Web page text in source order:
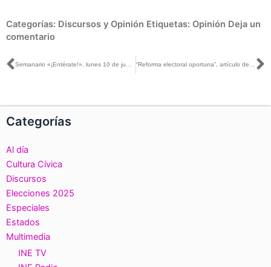
Categorías: Discursos y Opinión Etiquetas: Opinión Deja un
comentario
Ant
Categorías
Al día
Cultura Cívica
Discursos
Elecciones 2025
Especiales
Estados
Multimedia
INE TV